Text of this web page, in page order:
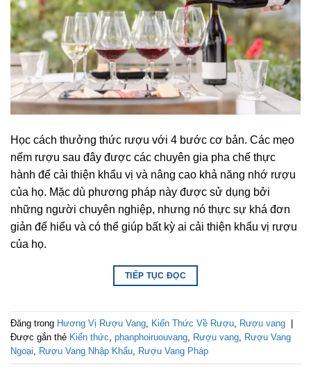
Học cách thưởng thức rượu với 4 bước cơ bản. Các mẹo
nếm rượu sau đây được các chuyên gia pha chế thực
hành để cải thiện khẩu vị và nâng cao khả năng nhớ rượu
của họ. Mặc dù phương pháp này được sử dụng bởi
những người chuyên nghiệp, nhưng nó thực sự khá đơn
giản để hiểu và có thể giúp bất kỳ ai cải thiện khẩu vị rượu
của họ.
TIẾP TỤC ĐỌC
Đăng trong Hương Vị Rượu Vang Kiến Thức Về Rượu Rượu vang |
Được gắn thẻ Kiến thức phanphoiruouvang Rượu vang Rượu Vang
Ngoại
Rượu Vang Nhập Khẩu Rượu Vang Pháp